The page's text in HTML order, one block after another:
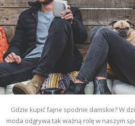
Gdzie kupić fajne spodnie damskie? W
moda odgrywa tak ważną rolę w naszym